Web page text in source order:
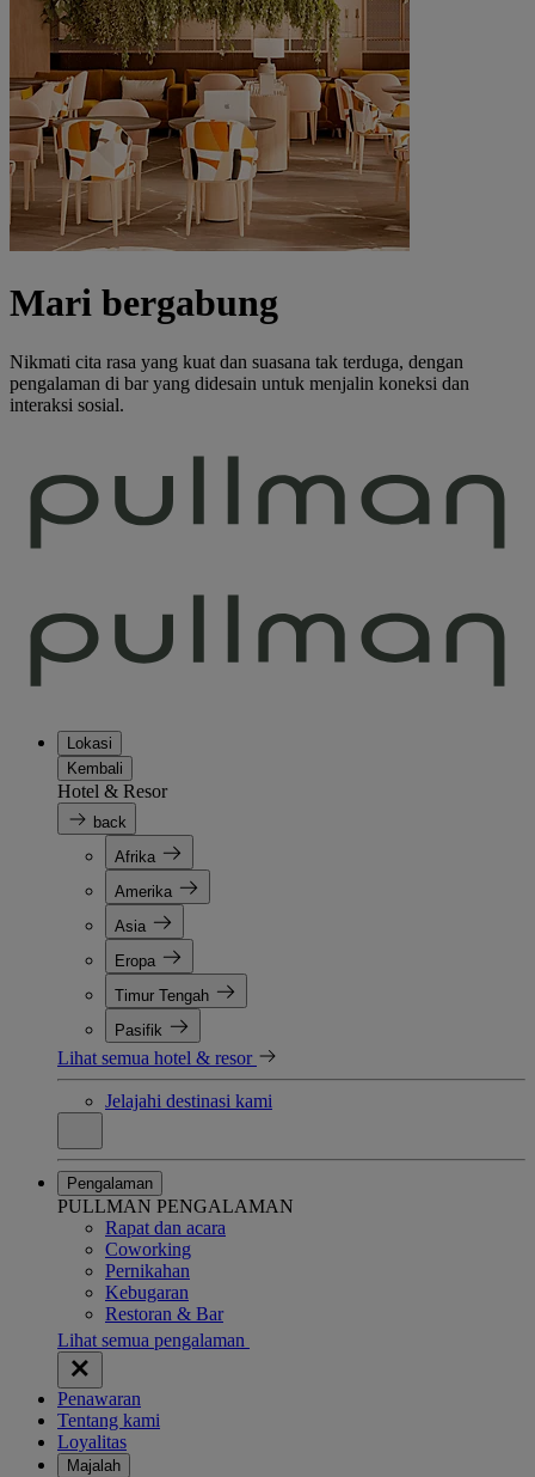
Mari bergabung
Nikmati cita rasa yang kuat dan suasana tak terduga, dengan
pengalaman di bar yang didesain untuk menjalin koneksi dan
interaksi sosial.
Lokasi
Kembali
Hotel & Resor
back
Afrika
Amerika
Asia
Eropa
Timur Tengah
Pasifik
Lihat semua hotel & resor
Jelajahi destinasi kami
Pengalaman
PULLMAN PENGALAMAN
Rapat dan acara
Coworking
Pernikahan
Kebugaran
Restoran & Bar
Lihat semua pengalaman
Penawaran
Tentang kami
Loyalitas
Majalah